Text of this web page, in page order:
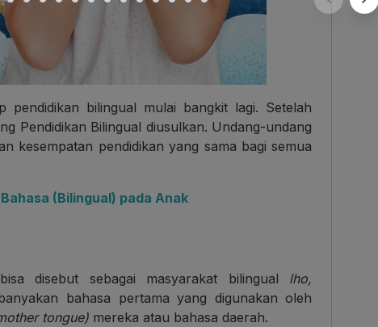
pendidikan bilingual mulai bangkit lagi. Setelah
Pendidikan Bilingual diusulkan. Undang-undang
kesempatan pendidikan yang sama bagi semua
(Bilingual) pada Anak
disebut sebagai masyarakat bilingual lho,
bahasa pertama yang digunakan oleh
tongue) mereka atau bahasa daerah.